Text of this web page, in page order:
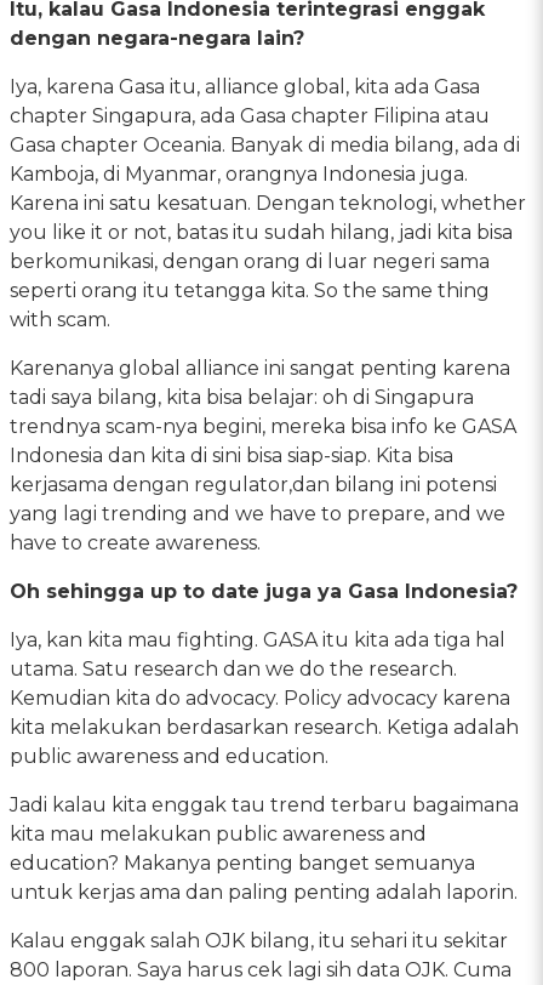
Itu, kalau Gasa Indonesia terintegrasi enggak
dengan negara-negara lain?
Iya, karena Gasa itu, alliance global, kita ada Gasa
chapter Singapura, ada Gasa chapter Filipina atau
Gasa chapter Oceania. Banyak di media bilang, ada di
Kamboja, di Myanmar, orangnya Indonesia juga.
Karena ini satu kesatuan. Dengan teknologi, whether
you like it or not, batas itu sudah hilang, jadi kita bisa
berkomunikasi, dengan orang di luar negeri sama
seperti orang itu tetangga kita. So the same thing
with scam.
Karenanya global alliance ini sangat penting karena
tadi saya bilang, kita bisa belajar: oh di Singapura
trendnya scam-nya begini, mereka bisa info ke GASA
Indonesia dan kita di sini bisa siap-siap. Kita bisa
kerjasama dengan regulator,dan bilang ini potensi
yang lagi trending and we have to prepare, and we
have to create awareness.
Oh sehingga up to date juga ya Gasa Indonesia?
Iya, kan kita mau fighting. GASA itu kita ada tiga hal
utama. Satu research dan we do the research.
Kemudian kita do advocacy. Policy advocacy karena
kita melakukan berdasarkan research. Ketiga adalah
public awareness and education.
Jadi kalau kita enggak tau trend terbaru bagaimana
kita mau melakukan public awareness and
education? Makanya penting banget semuanya
untuk kerjas ama dan paling penting adalah laporin.
Kalau enggak salah OJK bilang, itu sehari itu sekitar
800 laporan. Saya harus cek lagi sih data OJK. Cuma